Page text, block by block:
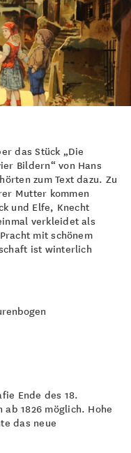
das Stück „Die
Bildern“ von Hans
zum Text dazu. Zu
Mutter kommen
und Elfe, Knecht
verkleidet als
mit schönem
ist winterlich
Ende des 18.
1826 möglich. Hohe
das neue